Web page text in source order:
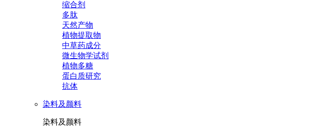
缩合剂
多肽
天然产物
植物提取物
中草药成分
微生物学试剂
植物多糖
蛋白质研究
抗体
染料及颜料
染料及颜料